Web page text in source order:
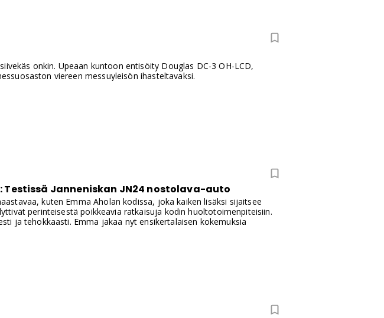
onkin. Upeaan kuntoon entisöity Douglas DC-3 OH-LCD,
viereen messuyleisön ihasteltavaksi.
Janneniskan JN24 nostolava-auto
kuten Emma Aholan kodissa, joka kaiken lisäksi sijaitsee
perinteisestä poikkeavia ratkaisuja kodin huoltotoimenpiteisiin.
ja tehokkaasti. Emma jakaa nyt ensikertalaisen kokemuksia